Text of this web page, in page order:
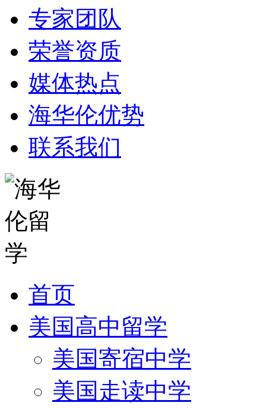
专家团队
荣誉资质
媒体热点
海华伦优势
联系我们
首页
美国高中留学
美国寄宿中学
美国走读中学